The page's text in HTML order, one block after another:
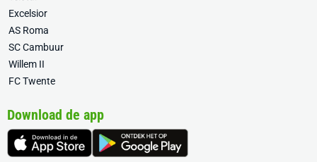
Excelsior
AS Roma
SC Cambuur
Willem II
FC Twente
Download de app